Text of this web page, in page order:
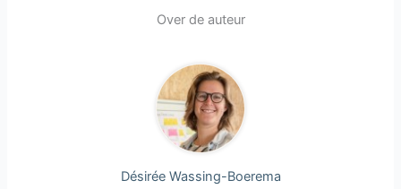
Over de auteur
Désirée Wassing-Boerema